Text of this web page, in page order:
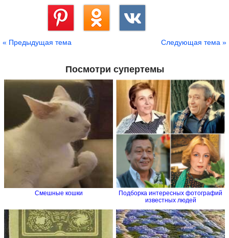
« Предыдущая тема Следующая тема »
Посмотри супертемы
Смешные кошки
Подборка интересных фотографий
известных людей